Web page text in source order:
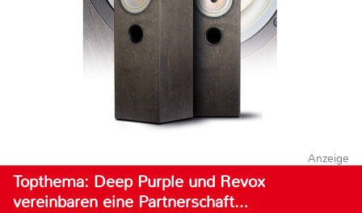
Anzeige
Topthema: Deep Purple und Revox
vereinbaren eine Partnerschaft…